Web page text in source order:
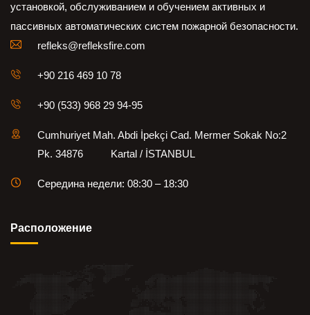
установкой, обслуживанием и обучением активных и
пассивных автоматических систем пожарной безопасности.
refleks@refleksfire.com
+90 216 469 10 78
+90 (533) 968 29 94-95
Cumhuriyet Mah. Abdi İpekçi Cad. Mermer Sokak No:2
Pk. 34876 Kartal / İSTANBUL
Середина недели: 08:30 – 18:30
Pасположение